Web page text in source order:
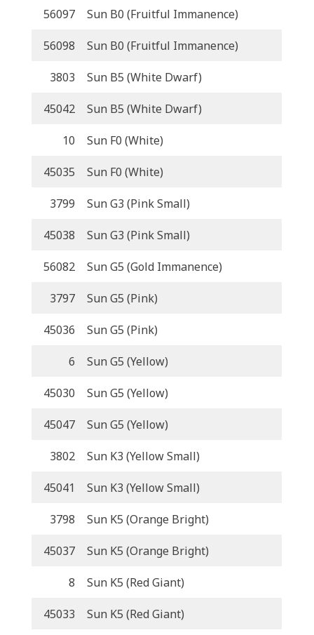
56097 Sun B0 (Fruitful Immanence)
56098 Sun B0 (Fruitful Immanence)
3803 Sun B5 (White Dwarf)
45042 Sun B5 (White Dwarf)
10 Sun F0 (White)
45035 Sun F0 (White)
3799 Sun G3 (Pink Small)
45038 Sun G3 (Pink Small)
56082 Sun G5 (Gold Immanence)
3797 Sun G5 (Pink)
45036 Sun G5 (Pink)
6 Sun G5 (Yellow)
45030 Sun G5 (Yellow)
45047 Sun G5 (Yellow)
3802 Sun K3 (Yellow Small)
45041 Sun K3 (Yellow Small)
3798 Sun K5 (Orange Bright)
45037 Sun K5 (Orange Bright)
8 Sun K5 (Red Giant)
45033 Sun K5 (Red Giant)